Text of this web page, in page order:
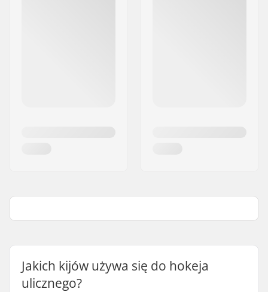
Jakich kijów używa się do hokeja
ulicznego?